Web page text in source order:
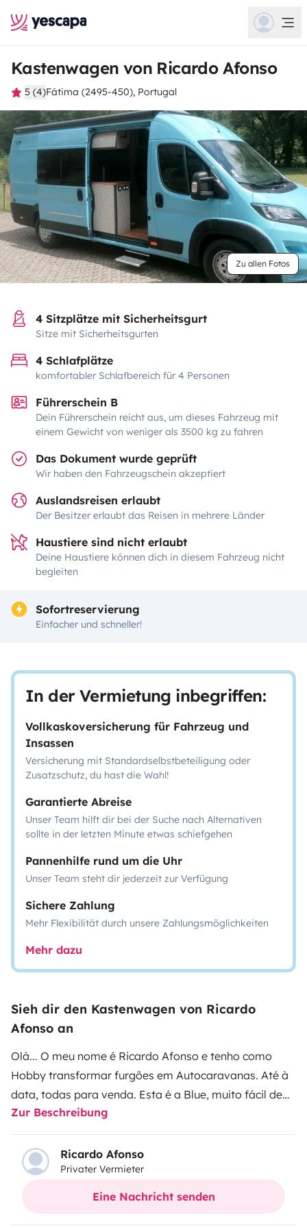
Kastenwagen von Ricardo Afonso
5 (4)Fátima (2495-450), Portugal
Zu allen Fotos
4 Sitzplätze mit Sicherheitsgurt
Sitze mit Sicherheitsgurten
4 Schlafplätze
komfortabler Schlafbereich für 4 Personen
Führerschein B
Dein Führerschein reicht aus, um dieses Fahrzeug mit
einem Gewicht von weniger als 3500 kg zu fahren
Das Dokument wurde geprüft
Wir haben den Fahrzeugschein akzeptiert
Auslandsreisen erlaubt
Der Besitzer erlaubt das Reisen in mehrere Länder
Haustiere sind nicht erlaubt
Deine Haustiere können dich in diesem Fahrzeug nicht
begleiten
Sofortreservierung
Einfacher und schneller!
In der Vermietung inbegriffen:
Vollkaskoversicherung für Fahrzeug und
Insassen
Versicherung mit Standardselbstbeteiligung oder
Zusatzschutz, du hast die Wahl!
Garantierte Abreise
Unser Team hilft dir bei der Suche nach Alternativen
sollte in der letzten Minute etwas schiefgehen
Pannenhilfe rund um die Uhr
Unser Team steht dir jederzeit zur Verfügung
Sichere Zahlung
Mehr Flexibilität durch unsere Zahlungsmöglichkeiten
Mehr dazu
Sieh dir den Kastenwagen von Ricardo
Afonso an
Olá... O meu nome é Ricardo Afonso e tenho como
Hobby transformar furgões em Autocaravanas. Até à
data, todas para venda. Esta é a Blue, muito fácil de
identificar e a primeira que vou meter ao vosso dispor
para nas estradas brilhar. Férias em família, viagem
entre amigos, escapadinhas de fim de semana ou
qualquer outra aventura... Uma Peugeot Boxer de 2017
terminada de transformar no final de 2023. Conta com
Zur Beschreibung
Ricardo Afonso
Privater Vermieter
Eine Nachricht senden